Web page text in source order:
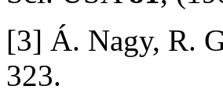
[3] Á. Nagy, R.
323.